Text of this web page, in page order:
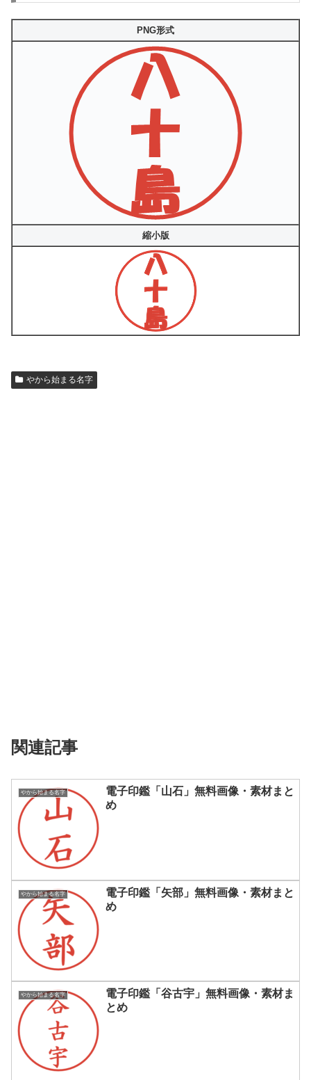
PNG形式
縮小版
やから始まる名字
関連記事
やから始まる名字
電子印鑑「山石」無料画像・素材まと
め
やから始まる名字
電子印鑑「矢部」無料画像・素材まと
め
やから始まる名字
電子印鑑「谷古宇」無料画像・素材ま
とめ